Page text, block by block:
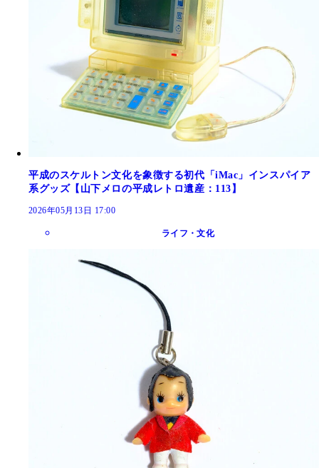
平成のスケルトン文化を象徴する初代「iMac」インスパイア
系グッズ【山下メロの平成レトロ遺産：113】
2026年05月13日 17:00
ライフ・文化